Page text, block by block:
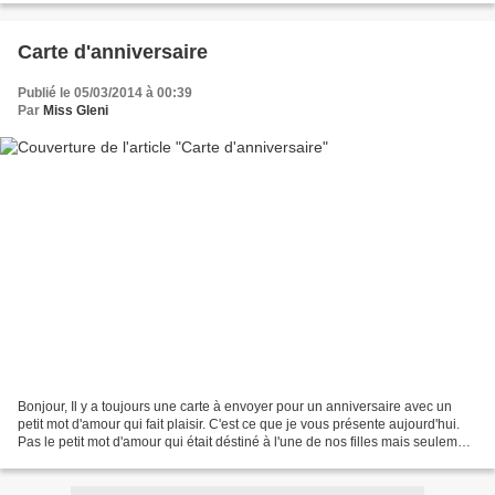
Carte d'anniversaire
Publié le 05/03/2014 à 00:39
Par Miss Gleni
Bonjour, Il y a toujours une carte à envoyer pour un anniversaire avec un
petit mot d'amour qui fait plaisir. C'est ce que je vous présente aujourd'hui.
Pas le petit mot d'amour qui était déstiné à l'une de nos filles mais seulement